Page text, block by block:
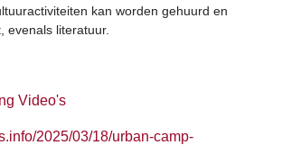
kan worden gehuurd en
evenals literatuur.
Video's
2025/03/18/urban-camp-